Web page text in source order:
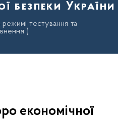
безпеки України
тестування та
)
економічної